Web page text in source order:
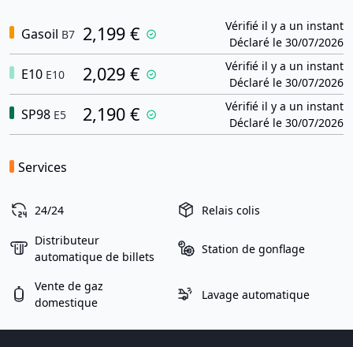
Gasoil B7 2,199 €
Vérifié il y a un instant
Déclaré le 30/07/2026
E10 E10 2,029 €
Vérifié il y a un instant
Déclaré le 30/07/2026
SP98 E5 2,190 €
Vérifié il y a un instant
Déclaré le 30/07/2026
Services
24/24 Relais colis
Distributeur
automatique de billets
Station de gonflage
Vente de gaz
domestique
Lavage automatique